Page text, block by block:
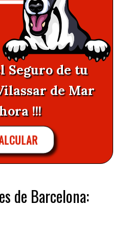
Seguro de tu
de Mar
!!!
de Barcelona: